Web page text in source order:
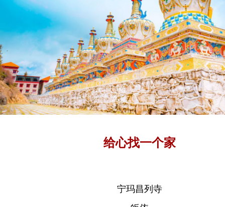
给心找一个家
宁玛昌列寺